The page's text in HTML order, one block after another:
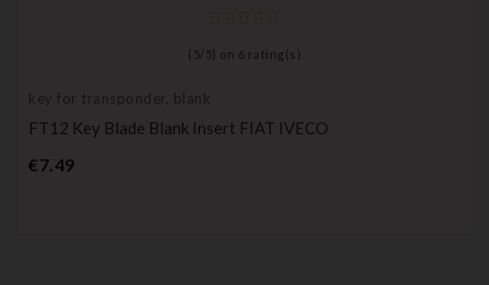
( 5/ 5) on 6 rating(s)
key for transponder, blank
FT12 Key Blade Blank Insert FIAT IVECO
€7.49Price